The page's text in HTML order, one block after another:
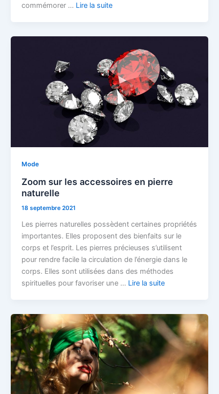
commémorer … Lire la suite
Mode
Zoom sur les accessoires en pierre
naturelle
18 septembre 2021
Les pierres naturelles possèdent certaines propriétés
importantes. Elles proposent des bienfaits sur le
corps et l’esprit. Les pierres précieuses s’utilisent
pour rendre facile la circulation de l’énergie dans le
corps. Elles sont utilisées dans des méthodes
spirituelles pour favoriser une … Lire la suite